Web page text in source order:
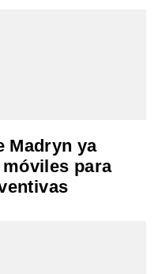
Madryn ya
para